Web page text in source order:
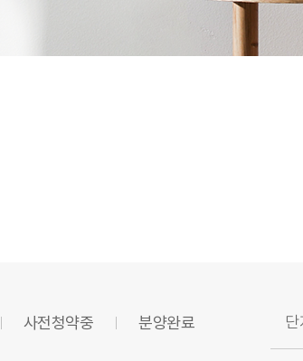
사전청약중 분양완료